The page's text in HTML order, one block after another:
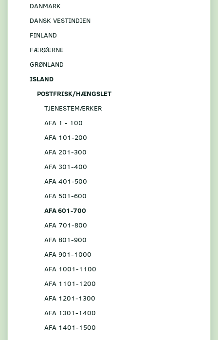
DANMARK
DANSK VESTINDIEN
FINLAND
FÆRØERNE
GRØNLAND
ISLAND
POSTFRISK/HÆNGSLET
TJENESTEMÆRKER
AFA 1 - 100
AFA 101-200
AFA 201-300
AFA 301-400
AFA 401-500
AFA 501-600
AFA 601-700
AFA 701-800
AFA 801-900
AFA 901-1000
AFA 1001-1100
AFA 1101-1200
AFA 1201-1300
AFA 1301-1400
AFA 1401-1500